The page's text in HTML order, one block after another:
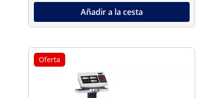
Añadir a la cesta
Oferta